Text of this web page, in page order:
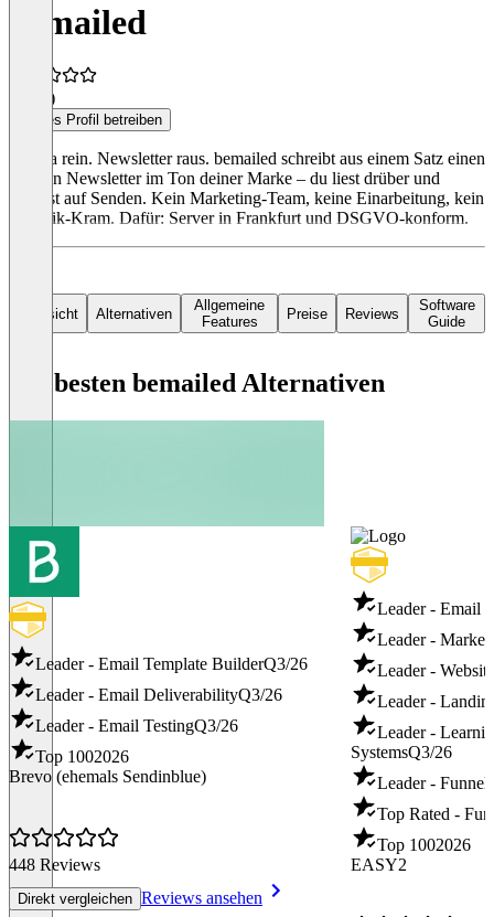
bemailed
(2)
Dieses Profil betreiben
Thema rein. Newsletter raus. bemailed schreibt aus einem Satz einen
fertigen Newsletter im Ton deiner Marke – du liest drüber und
drückst auf Senden. Kein Marketing-Team, keine Einarbeitung, kein
Technik-Kram. Dafür: Server in Frankfurt und DSGVO-konform.
Übersicht Alternativen
Allgemeine
Features
Preise Reviews
Software
Guide
Die besten bemailed Alternativen
Leader - Email Template BuilderQ3/26
Leader - Email DeliverabilityQ3/26
Leader - Email TestingQ3/26
Top 1002026
Brevo (ehemals Sendinblue)
448 Reviews
Direkt vergleichen Reviews ansehen
Leader - Email
Leader -
Leader -
Leader -
Leader -
SystemsQ3/26
Leader -
Top Rated -
Top 1002026
EASY2